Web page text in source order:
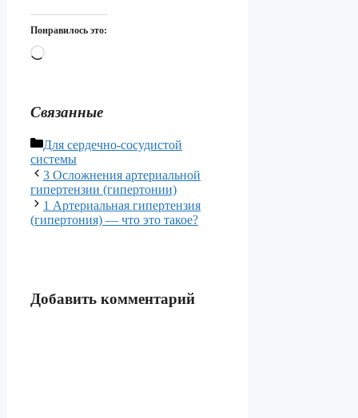
Понравилось это:
Загрузка…
Связанные
Рубрики
Для сердечно-сосудистой
системы
3 Осложнения артериальной
гипертензии (гипертонии)
1 Артериальная гипертензия
(гипертония) — что это такое?
Добавить комментарий